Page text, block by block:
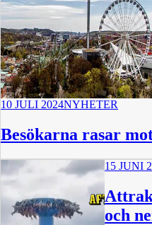
10 JULI 2024NYHETER
Besökarna rasar
15 JUNI
och